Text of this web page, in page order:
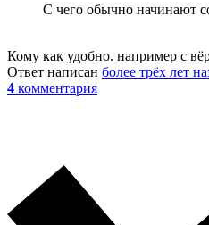
С чего обычно начинают
Кому как удобно. например с
Ответ написан более трёх лет
4 комментария